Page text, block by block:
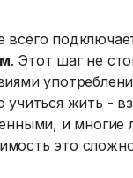
. Этот шаг не
учиться жить -
и
это